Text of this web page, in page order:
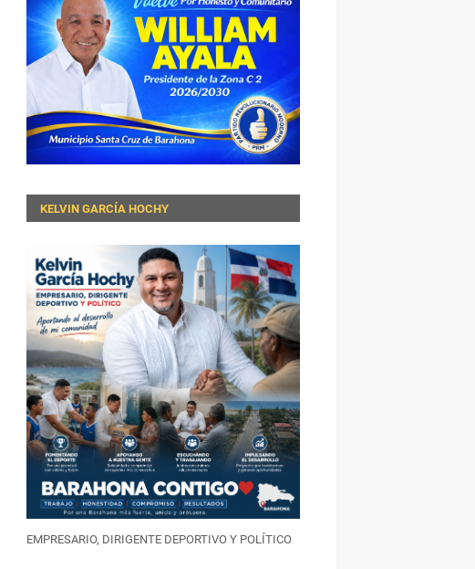
KELVIN GARCÍA HOCHY
EMPRESARIO, DIRIGENTE DEPORTIVO Y POLÍTICO